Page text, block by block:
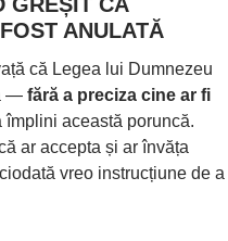
ANULATĂ
că Legea lui Dumnezeu
— fără a preciza cine ar fi
această poruncă.
ar accepta și ar învăța
vreo instrucțiune de a